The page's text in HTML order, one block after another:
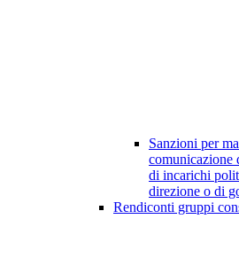
Sanzioni per
comunicazione
di incarichi
direzione o di
Rendiconti gruppi